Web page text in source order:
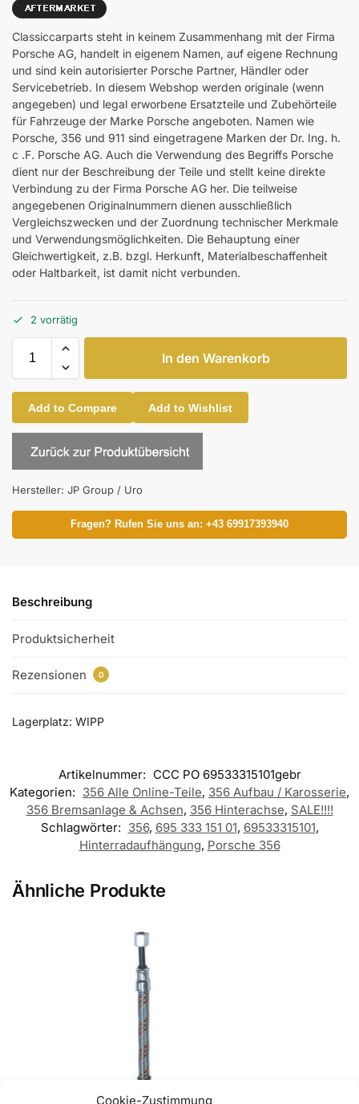
Cookie-Zustimmung
Classiccarparts steht in keinem Zusammenhang mit der Firma
Porsche AG, handelt in eigenem Namen, auf eigene Rechnung
und sind kein autorisierter Porsche Partner, Händler oder
Servicebetrieb. In diesem Webshop werden originale (wenn
angegeben) und legal erworbene Ersatzteile und Zubehörteile
für Fahrzeuge der Marke Porsche angeboten. Namen wie
Porsche, 356 und 911 sind eingetragene Marken der Dr. Ing. h.
c .F. Porsche AG. Auch die Verwendung des Begriffs Porsche
dient nur der Beschreibung der Teile und stellt keine direkte
Verbindung zu der Firma Porsche AG her. Die teilweise
angegebenen Originalnummern dienen ausschließlich
Vergleichszwecken und der Zuordnung technischer Merkmale
und Verwendungsmöglichkeiten. Die Behauptung einer
Gleichwertigkeit, z.B. bzgl. Herkunft, Materialbeschaffenheit
oder Haltbarkeit, ist damit nicht verbunden.
2 vorrätig
In den Warenkorb
Add to Compare Add to Wishlist
Hersteller: JP Group / Uro
Fragen? Rufen Sie uns an: +43 69917393940
Beschreibung
Produktsicherheit
Rezensionen 0
Lagerplatz: WIPP
Artikelnummer: CCC PO 69533315101gebr
Kategorien: 356 Alle Online-Teile, 356 Aufbau / Karosserie,
356 Bremsanlage & Achsen, 356 Hinterachse, SALE!!!!
Schlagwörter: 356, 695 333 151 01, 69533315101,
Hinterradaufhängung, Porsche 356
Ähnliche Produkte